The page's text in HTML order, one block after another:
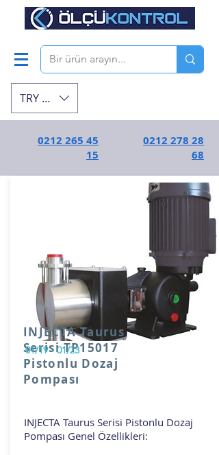
TRY (₺)
0212 265 45
15
0212 278 28
68
INJECTA Taurus
Serisi TP15017
Pistonlu Dozaj
Pompası
01/19 - 01/23
INJECTA Taurus Serisi Pistonlu Dozaj
Pompası Genel Özellikleri: